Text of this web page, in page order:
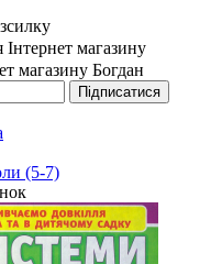
магазину
магазину Богдан
(5-7)